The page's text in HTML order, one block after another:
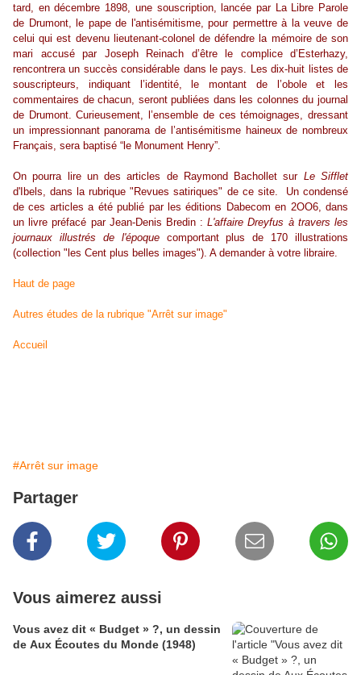
tard, en décembre 1898, une souscription, lancée par La Libre Parole
de Drumont, le pape de l'antisémitisme, pour permettre à la veuve de
celui qui est devenu lieutenant-colonel de défendre la mémoire de son
mari accusé par Joseph Reinach d’être le complice d’Esterhazy,
rencontrera un succès considérable dans le pays. Les dix-huit listes de
souscripteurs, indiquant l’identité, le montant de l’obole et les
commentaires de chacun, seront publiées dans les colonnes du journal
de Drumont. Curieusement, l’ensemble de ces témoignages, dressant
un impressionnant panorama de l’antisémitisme haineux de nombreux
Français, sera baptisé “le Monument Henry”.
On pourra lire un des articles de Raymond Bachollet sur Le Sifflet
d'Ibels, dans la rubrique "Revues satiriques" de ce site. Un condensé
de ces articles a été publié par les éditions Dabecom en 2OO6, dans
un livre préfacé par Jean-Denis Bredin :L'affaire Dreyfus à travers les
journaux illustrés de l'époquecomportant plus de 170 illustrations
(collection "les Cent plus belles images"). A demander à votre libraire.
Haut de page
Autres études de la rubrique "Arrêt sur image"
Accueil
#Arrêt sur image
Partager
Vous aimerez aussi
Vous avez dit « Budget » ?, un dessin
de Aux Écoutes du Monde (1948)